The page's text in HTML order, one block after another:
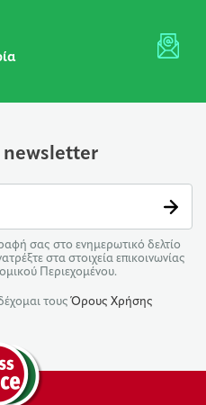
newsletter
σας στο ενημερωτικό δελτίο
στα στοιχεία επικοινωνίας
Περιεχομένου.
τουςΌρους Χρήσης